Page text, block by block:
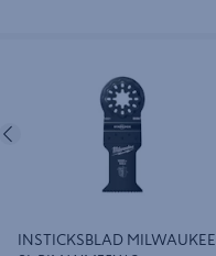
Föregående
INSTICKSBLAD MILWAUKEE